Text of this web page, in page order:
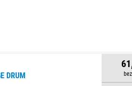
jeftiniji i pristupačniji cijenom. Svaki
DRUM